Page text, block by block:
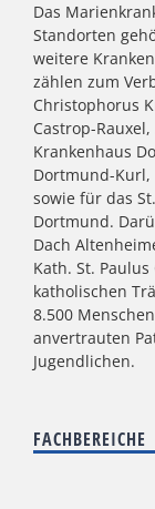
Das
Standorten
weitere
zählen zum
Christophorus
Castrop-
Krankenhaus
Dortmund-
sowie für das
Dortmund.
Dach
Kath. St.
katholischen
8.500
anvertrauten
Jugendlichen.
FACHBEREICHE